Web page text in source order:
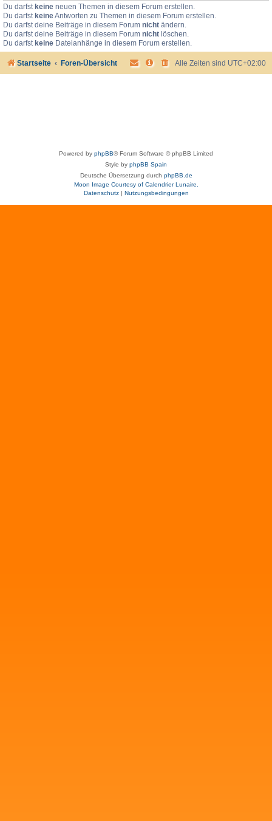
Du darfst keine neuen Themen in diesem Forum erstellen.
Du darfst keineAntworten zu Themen in diesem Forum erstellen.
Du darfst deine Beiträge in diesem Forum nicht ändern.
Du darfst deine Beiträge in diesem Forum nicht löschen.
Du darfst keine Dateianhänge in diesem Forum erstellen.
Startseite Foren-Übersicht Alle Zeiten sind UTC+02:00
Powered by phpBB® Forum Software © phpBB Limited
Style by phpBB Spain
Deutsche Übersetzung durch phpBB.de
Moon Image Courtesy of Calendrier Lunaire.
Datenschutz| Nutzungsbedingungen